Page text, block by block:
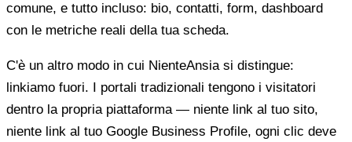
comune, e tutto incluso: bio, contatti, form, dashboard
con le metriche reali della tua scheda.
C'è un altro modo in cui NienteAnsia si distingue:
linkiamo fuori. I portali tradizionali tengono i visitatori
dentro la propria piattaforma — niente link al tuo sito,
niente link al tuo Google Business Profile, ogni clic deve